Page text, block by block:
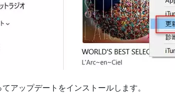
アップデートをインストールします。